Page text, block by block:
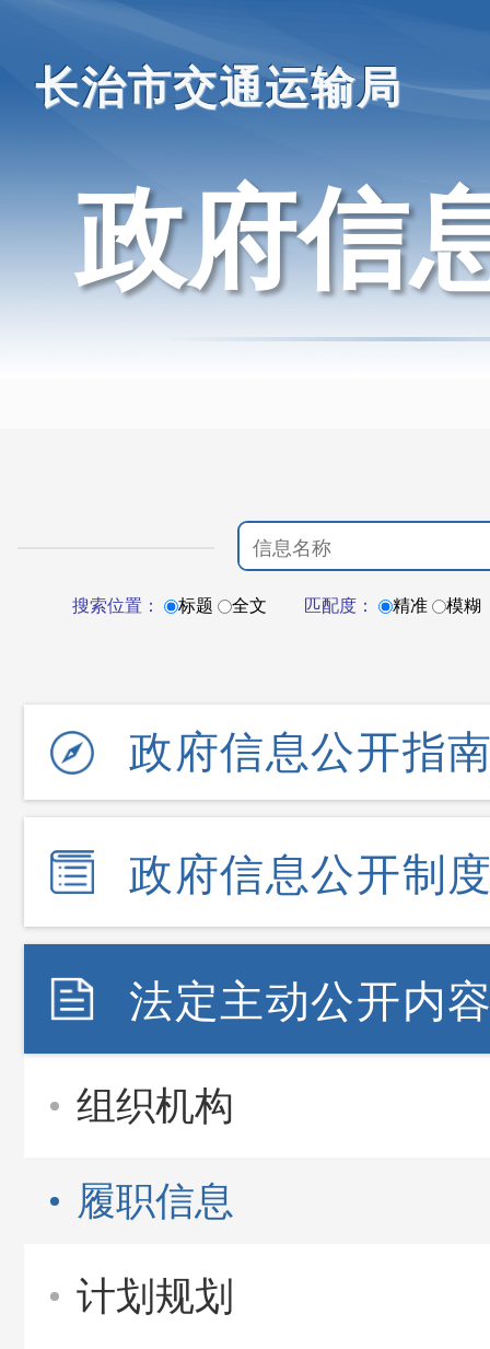
长治市交通运输局
政府信
搜索位置： 标题 全文 匹配度： 精准 模糊
政府信息公开指
政府信息公开制
法定主动公开内
组织机构
履职信息
计划规划